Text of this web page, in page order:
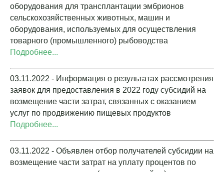
оборудования для трансплантации эмбрионов
сельскохозяйственных животных, машин и
оборудования, используемых для осуществления
товарного (промышленного) рыбоводства
Подробнее...
03.11.2022 - Информация о результатах рассмотрения
заявок для предоставления в 2022 году субсидий на
возмещение части затрат, связанных с оказанием
услуг по продвижению пищевых продуктов
Подробнее...
03.11.2022 - Объявлен отбор получателей субсидии на
возмещение части затрат на уплату процентов по